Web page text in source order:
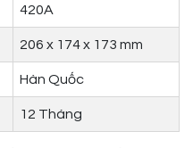
420A
206 x 174 x 173 mm
Hàn Quốc
12 Tháng